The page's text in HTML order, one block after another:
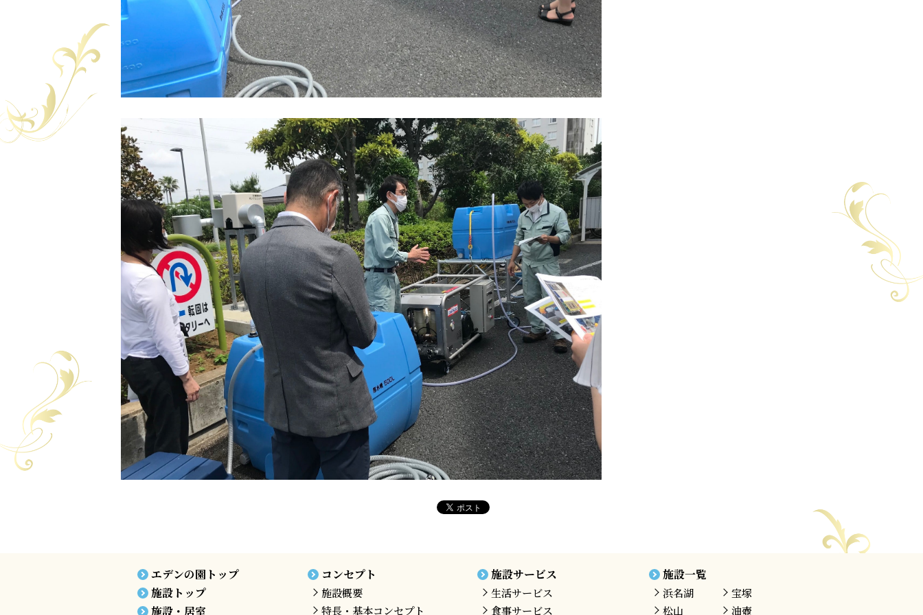
エデンの園トップ
施設トップ
施設・居室
コンセプト
施設概要
特長・基本コンセプト
施設サービス
生活サービス
食事サービス
施設一覧
浜名湖
宝塚
松山
油壺